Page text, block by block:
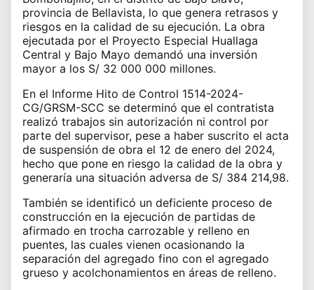
provincia de Bellavista, lo que genera retrasos y
riesgos en la calidad de su ejecución. La obra
ejecutada por el Proyecto Especial Huallaga
Central y Bajo Mayo demandó una inversión
mayor a los S/ 32 000 000 millones.
En el Informe Hito de Control 1514-2024-
CG/GRSM-SCC se determinó que el contratista
realizó trabajos sin autorización ni control por
parte del supervisor, pese a haber suscrito el acta
de suspensión de obra el 12 de enero del 2024,
hecho que pone en riesgo la calidad de la obra y
generaría una situación adversa de S/ 384 214,98.
También se identificó un deficiente proceso de
construcción en la ejecución de partidas de
afirmado en trocha carrozable y relleno en
puentes, las cuales vienen ocasionando la
separación del agregado fino con el agregado
grueso y acolchonamientos en áreas de relleno.